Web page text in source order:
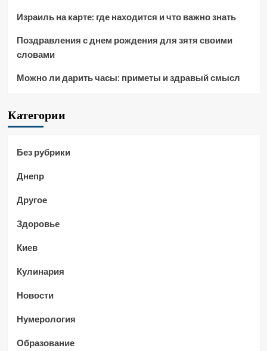
Израиль на карте: где находится и что важно знать
Поздравления с днем рождения для зятя своими
словами
Можно ли дарить часы: приметы и здравый смысл
Категории
Без рубрики
Днепр
Другое
Здоровье
Киев
Кулинария
Новости
Нумерология
Образование